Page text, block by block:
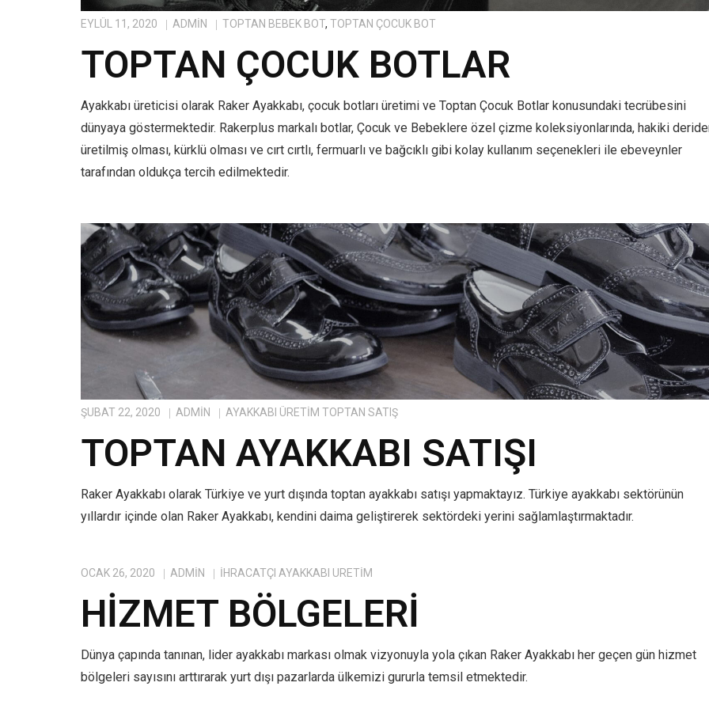
EYLÜL 11, 2020 ADMIN TOPTAN BEBEK BOT, TOPTAN ÇOCUK BOT
TOPTAN ÇOCUK BOTLAR
Ayakkabı üreticisi olarak Raker Ayakkabı, çocuk botları üretimi ve Toptan Çocuk Botlar konusundaki tecrübesini
dünyaya göstermektedir. Rakerplus markalı botlar, Çocuk ve Bebeklere özel çizme koleksiyonlarında, hakiki
üretilmiş olması, kürklü olması ve cırt cırtlı, fermuarlı ve bağcıklı gibi kolay kullanım seçenekleri ile ebeveynler
tarafından oldukça tercih edilmektedir.
ŞUBAT 22, 2020 ADMIN AYAKKABI ÜRETIM TOPTAN SATIŞ
TOPTAN AYAKKABI SATIŞI
Raker Ayakkabı olarak Türkiye ve yurt dışında toptan ayakkabı satışı yapmaktayız. Türkiye ayakkabı sektörünün
yıllardır içinde olan Raker Ayakkabı, kendini daima geliştirerek sektördeki yerini sağlamlaştırmaktadır.
OCAK 26, 2020 ADMIN IHRACATÇI AYAKKABI ÜRETIM
HIZMET BÖLGELERI
Dünya çapında tanınan, lider ayakkabı markası olmak vizyonuyla yola çıkan Raker Ayakkabı her geçen gün hizmet
bölgeleri sayısını arttırarak yurt dışı pazarlarda ülkemizi gururla temsil etmektedir.